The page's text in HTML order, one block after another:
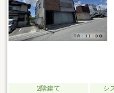
2階建て シ